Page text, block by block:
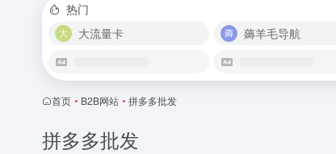
热门
大流量卡
薅羊毛导航
首页 • B2B网站 • 拼多多批发
拼多多批发